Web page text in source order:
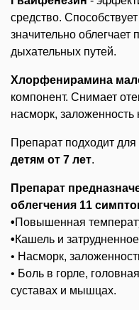
средство.
значительно
дыхательных путей.
Хлорфенирамина
компонент. Снимает
насморк, заложенность
Препарат подходит
детям от 7 лет.
Препарат
облегчения 11
•Повышенная
•Кашель и
• Насморк,
• Боль в горле,
суставах и мышцах.